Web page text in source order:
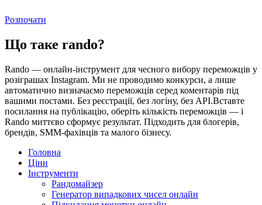
Розпочати
Що таке rando?
Rando — онлайн-інструмент для чесного вибору переможців у
розіграшах Instagram. Ми не проводимо конкурси, а лише
автоматично визначаємо переможців серед коментарів під
вашими постами. Без реєстрації, без логіну, без API.Вставте
посилання на публікацію, оберіть кількість переможців — і
Rando миттєво сформує результат. Підходить для блогерів,
брендів, SMM-фахівців та малого бізнесу.
Головна
Ціни
Інструменти
Рандомайзер
Генератор випадкових чисел онлайн